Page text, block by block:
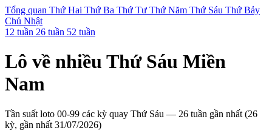
Tổng quan Thứ Hai Thứ Ba Thứ Tư Thứ Năm Thứ Sáu Thứ Bảy
Chủ Nhật
12 tuần 26 tuần 52 tuần
Lô về nhiều Thứ Sáu Miền
Nam
Tần suất loto 00-99 các kỳ quay Thứ Sáu — 26 tuần gần nhất (26
kỳ, gần nhất 31/07/2026)